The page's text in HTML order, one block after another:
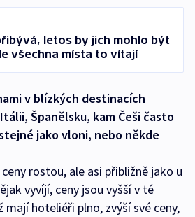
letos by jich mohlo být
všechna místa to vítají
v blízkých destinacích
Španělsku, kam Češi často
jako vloni, nebo někde
rostou, ale asi přibližně jako u
vyvíjí, ceny jsou vyšší v té
mají hoteliéři plno, zvýší své ceny,